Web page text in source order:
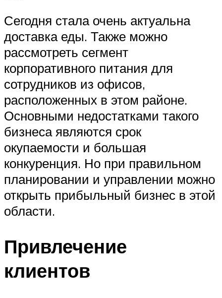
Сегодня стала очень актуальна
доставка еды. Также можно
рассмотреть сегмент
корпоративного питания для
сотрудников из офисов,
расположенных в этом районе.
Основными недостатками такого
бизнеса являются срок
окупаемости и большая
конкуренция. Но при правильном
планировании и управлении можно
открыть прибыльный бизнес в этой
области.
Привлечение
клиентов